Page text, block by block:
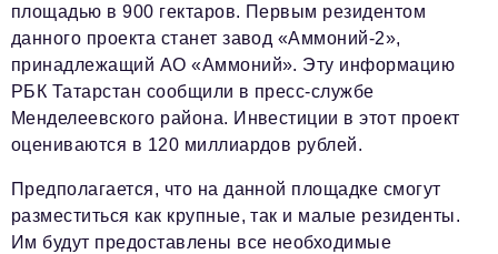
partner@business-magazine.online
площадью в 900 гектаров. Первым резидентом
данного проекта станет завод «Аммоний-2»,
принадлежащий АО «Аммоний». Эту информацию
РБК Татарстан сообщили в пресс-службе
Менделеевского района. Инвестиции в этот проект
оцениваются в 120 миллиардов рублей.
Предполагается, что на данной площадке смогут
разместиться как крупные, так и малые резиденты.
Им будут предоставлены все необходимые